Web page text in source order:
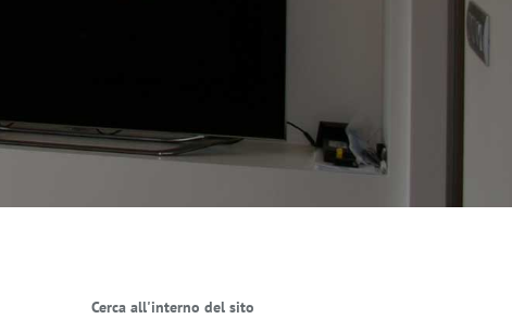
Cerca all'interno del sito